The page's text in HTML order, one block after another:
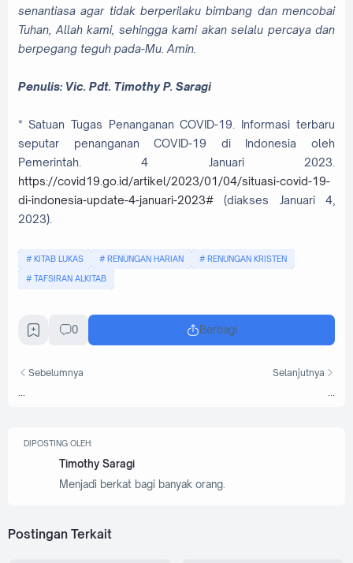
senantiasa agar tidak berperilaku bimbang dan mencobai
Tuhan, Allah kami, sehingga kami akan selalu percaya dan
berpegang teguh pada-Mu. Amin.
Penulis: Vic. Pdt. Timothy P. Saragi
* Satuan Tugas Penanganan COVID-19. Informasi terbaru
seputar penanganan COVID-19 di Indonesia oleh
Pemerintah. 4 Januari 2023.
https://covid19.go.id/artikel/2023/01/04/situasi-covid-19-
di-indonesia-update-4-januari-2023# (diakses Januari 4,
2023).
KITAB LUKAS RENUNGAN HARIAN RENUNGAN KRISTEN
TAFSIRAN ALKITAB
0 Berbagi
Sebelumnya Selanjutnya
DIPOSTING OLEH:
Timothy Saragi
Menjadi berkat bagi banyak orang.
Postingan Terkait